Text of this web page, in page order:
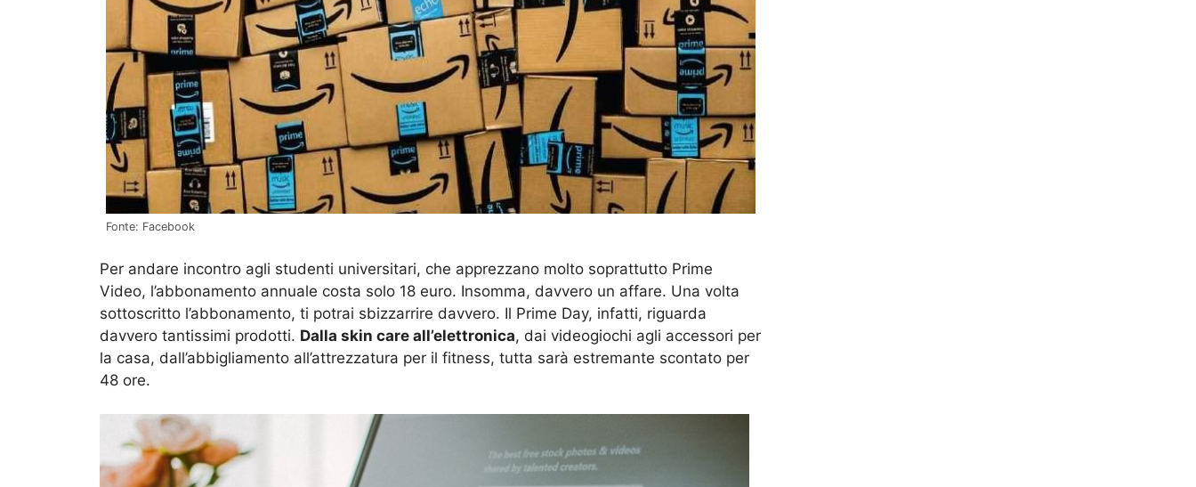
Fonte: Facebook
Per andare incontro agli studenti universitari, che apprezzano molto soprattutto Prime
Video, l’abbonamento annuale costa solo 18 euro. Insomma, davvero un affare. Una volta
sottoscritto l’abbonamento, ti potrai sbizzarrire davvero. Il Prime Day, infatti, riguarda
davvero tantissimi prodotti. Dalla skin care all’elettronica, dai videogiochi agli accessori per
la casa, dall’abbigliamento all’attrezzatura per il fitness, tutta sarà estremante scontato per
48 ore.